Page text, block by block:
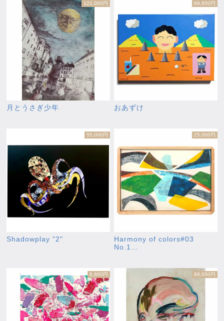
121,000円
月とうさぎ少年
69,850円
おあずけ
55,000円
Shadowplay "2"
25,000円
Harmony of colors#03
No.1…
8,800円 88,000円